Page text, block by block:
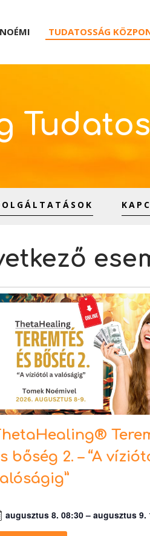
TUDATOSSÁG
bőség 2. – “A
augusztus 8. 08:30–augusztus 9.